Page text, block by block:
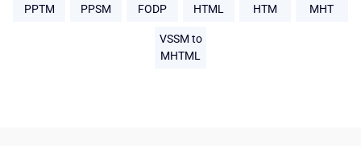
PPTM
PPSM
FODP
HTML
HTM
MHT
VSSM to
MHTML